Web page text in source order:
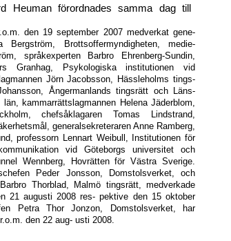
Heuman förordnades samma dag till
den 19 september 2007 medverkat gene-
Bergström, Brottsoffermyndigheten, medie-
språkexperten Barbro
Ehrenberg-Sundin,
Granhag, Psykologiska institutionen vid
Jörn Jacobsson, Hässleholms tings-
Ångermanlands tingsrätt och Läns-
kammarrättslagmannen Helena Jäderblom,
chefsåklagaren Tomas Lindstrand,
generalsekreteraren Anne Ramberg,
professorn Lennart Weibull, Institutionen för
vid Göteborgs universitet och
Wennberg, Hovrätten för Västra Sverige.
Peder Jonsson, Domstolsverket, och
Thorblad, Malmö tingsrätt, medverkade
21 augusti 2008 res- pektive den 15 oktober
Petra Thor Jonzon, Domstolsverket, har
den 22 aug- usti 2008.